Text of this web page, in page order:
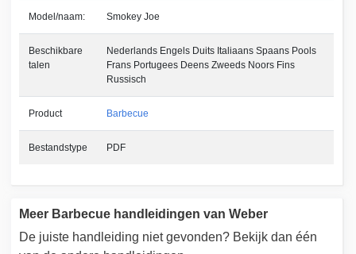
Model/naam: Smokey Joe
Beschikbare
talen
Nederlands Engels Duits Italiaans Spaans Pools
Frans Portugees Deens Zweeds Noors Fins
Russisch
Product Barbecue
Bestandstype PDF
Meer Barbecue handleidingen van Weber
De juiste handleiding niet gevonden? Bekijk dan één